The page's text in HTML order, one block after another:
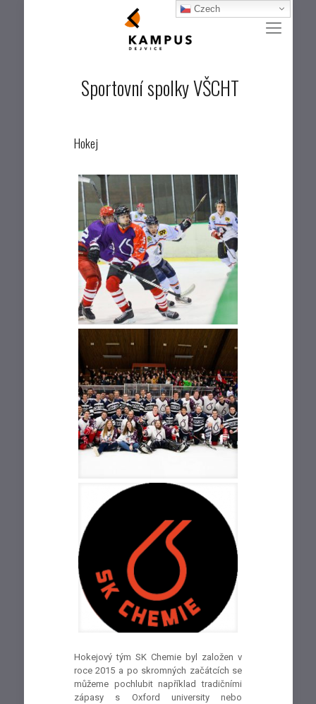
Sportovní spolky VŠCHT
Hokej
Hokejový tým SK Chemie byl založen v
roce 2015 a po skromných začátcích se
můžeme pochlubit například tradičními
zápasy s Oxford university nebo
Czech